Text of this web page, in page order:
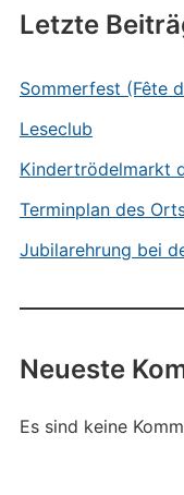
Letzte
Sommerfest (Fête
Leseclub
Kindertrödelmarkt
Terminplan des
Jubilarehrung bei
Neueste
Es sind keine